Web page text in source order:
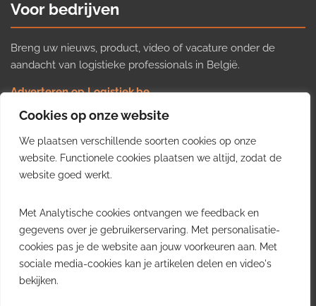
Cookies op onze website
We plaatsen verschillende soorten cookies op onze
website. Functionele cookies plaatsen we altijd, zodat de
website goed werkt.
Met Analytische cookies ontvangen we feedback en
gegevens over je gebruikerservaring. Met personalisatie-
cookies pas je de website aan jouw voorkeuren aan. Met
sociale media-cookies kan je artikelen delen en video's
bekijken.
Voor bedrijven
Breng uw nieuws, product, video of vacature onder de
aandacht van logistieke professionals in België.
Adverteren op Logistiek.be
Nieuws insturen
Uw video op Logistiek.TV
Job plaatsen
Gratis wekelijkse update
inzichten uit de Belgische logistieke sector in uw inbox.
Ontvang je gratis
wekelijkse update